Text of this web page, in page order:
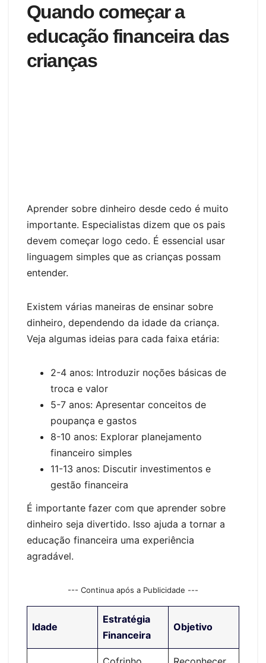
Quando começar a
educação financeira das
crianças
Aprender sobre dinheiro desde cedo é muito
importante. Especialistas dizem que os pais
devem começar logo cedo. É essencial usar
linguagem simples que as crianças possam
entender.
Existem várias maneiras de ensinar sobre
dinheiro, dependendo da idade da criança.
Veja algumas ideias para cada faixa etária:
2-4 anos: Introduzir noções básicas de
troca e valor
5-7 anos: Apresentar conceitos de
poupança e gastos
8-10 anos: Explorar planejamento
financeiro simples
11-13 anos: Discutir investimentos e
gestão financeira
É importante fazer com que aprender sobre
dinheiro seja divertido. Isso ajuda a tornar a
educação financeira uma experiência
agradável.
--- Continua após a Publicidade ---
Idade
Estratégia
Financeira
Objetivo